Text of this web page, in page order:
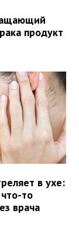
продукт
в ухе:
то
врача